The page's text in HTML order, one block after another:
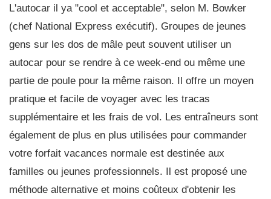
L'autocar il ya "cool et acceptable", selon M. Bowker
(chef National Express exécutif). Groupes de jeunes
gens sur les dos de mâle peut souvent utiliser un
autocar pour se rendre à ce week-end ou même une
partie de poule pour la même raison. Il offre un moyen
pratique et facile de voyager avec les tracas
supplémentaire et les frais de vol. Les entraîneurs sont
également de plus en plus utilisées pour commander
votre forfait vacances normale est destinée aux
familles ou jeunes professionnels. Il est proposé une
méthode alternative et moins coûteux d'obtenir les